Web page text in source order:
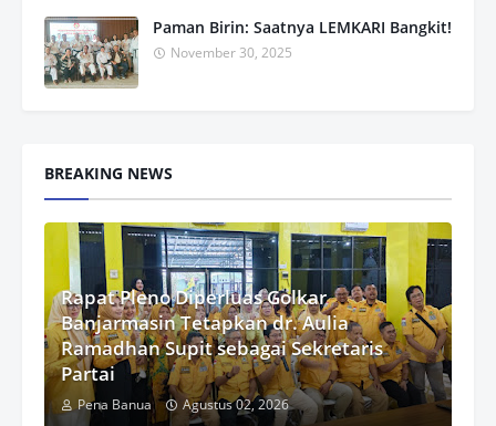
Paman Birin: Saatnya LEMKARI Bangkit!
November 30, 2025
BREAKING NEWS
Rapat Pleno Diperluas Golkar
Banjarmasin Tetapkan dr. Aulia
Ramadhan Supit sebagai Sekretaris
Partai
Pena Banua Agustus 02, 2026